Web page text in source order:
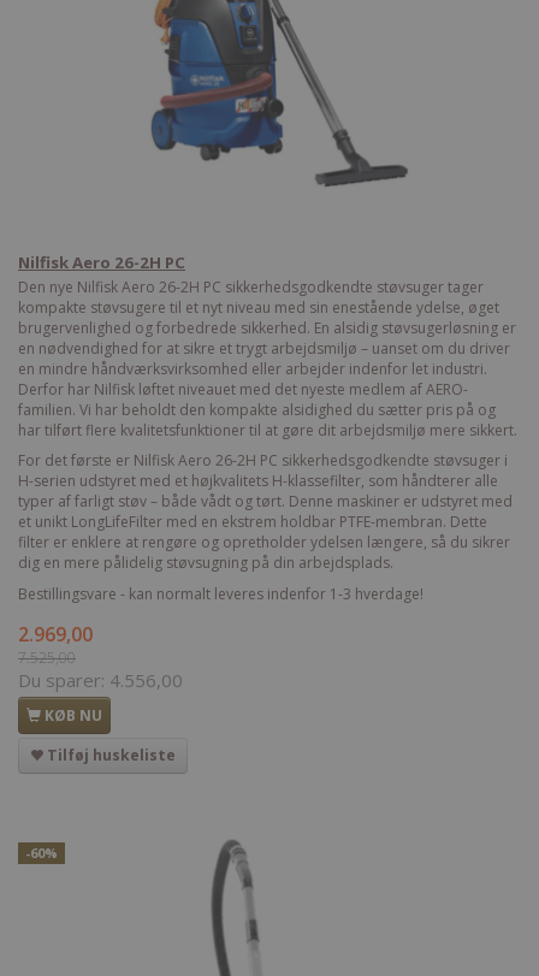
Nilfisk Aero 26-2H PC
Den nye Nilfisk Aero 26-2H PC sikkerhedsgodkendte støvsuger tager
kompakte støvsugere til et nyt niveau med sin enestående ydelse, øget
brugervenlighed og forbedrede sikkerhed. En alsidig støvsugerløsning er
en nødvendighed for at sikre et trygt arbejdsmiljø – uanset om du driver
en mindre håndværksvirksomhed eller arbejder indenfor let industri.
Derfor har Nilfisk løftet niveauet med det nyeste medlem af AERO-
familien. Vi har beholdt den kompakte alsidighed du sætter pris på og
har tilført flere kvalitetsfunktioner til at gøre dit arbejdsmiljø mere sikkert.
For det første er Nilfisk Aero 26-2H PC sikkerhedsgodkendte støvsuger i
H-serien udstyret med et højkvalitets H-klassefilter, som håndterer alle
typer af farligt støv – både vådt og tørt. Denne maskiner er udstyret med
et unikt LongLifeFilter med en ekstrem holdbar PTFE-membran. Dette
filter er enklere at rengøre og opretholder ydelsen længere, så du sikrer
dig en mere pålidelig støvsugning på din arbejdsplads.
Bestillingsvare - kan normalt leveres indenfor 1-3 hverdage!
2.969,00
7.525,00
Du sparer: 4.556,00
KØB NU
Tilføj huskeliste
-60%